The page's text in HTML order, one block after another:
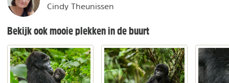
Cindy Theunissen
Bekijk ook mooie plekken in de buurt